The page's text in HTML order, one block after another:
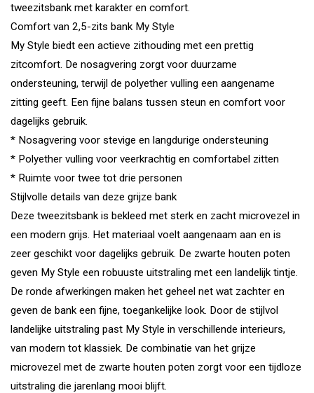
tweezitsbank met karakter en comfort.
Comfort van 2,5-zits bank My Style
My Style biedt een actieve zithouding met een prettig
zitcomfort. De nosagvering zorgt voor duurzame
ondersteuning, terwijl de polyether vulling een aangename
zitting geeft. Een fijne balans tussen steun en comfort voor
dagelijks gebruik.
* Nosagvering voor stevige en langdurige ondersteuning
* Polyether vulling voor veerkrachtig en comfortabel zitten
* Ruimte voor twee tot drie personen
Stijlvolle details van deze grijze bank
Deze tweezitsbank is bekleed met sterk en zacht microvezel in
een modern grijs. Het materiaal voelt aangenaam aan en is
zeer geschikt voor dagelijks gebruik. De zwarte houten poten
geven My Style een robuuste uitstraling met een landelijk tintje.
De ronde afwerkingen maken het geheel net wat zachter en
geven de bank een fijne, toegankelijke look. Door de stijlvol
landelijke uitstraling past My Style in verschillende interieurs,
van modern tot klassiek. De combinatie van het grijze
microvezel met de zwarte houten poten zorgt voor een tijdloze
uitstraling die jarenlang mooi blijft.